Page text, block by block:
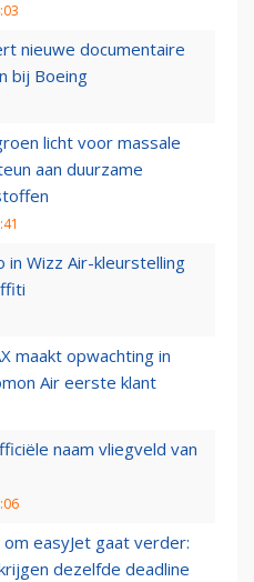
nieuwe documentaire
bij Boeing
licht voor massale
aan duurzame
in Wizz Air-kleurstelling
maakt opwachting in
Air eerste klant
naam vliegveld van
easyJet gaat verder:
dezelfde deadline